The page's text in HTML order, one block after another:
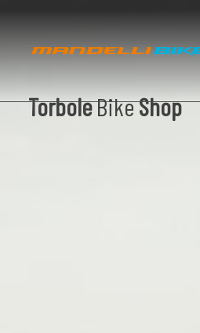
TorboleBikeShop